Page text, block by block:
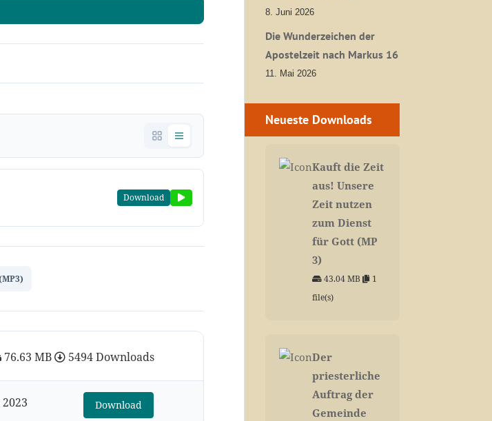
Download
76.63 MB 5494 Downloads
Download
8. Juni 2026
Die Wunderzeichen der
Apostelzeit nach Markus 16
11. Mai 2026
Neueste Downloads
Kauft die Zeit
aus! Unsere
Zeit nutzen
zum Dienst
für Gott (MP
3)
43.04 MB
1
file(s)
Der
priesterliche
Auftrag der
Gemeinde